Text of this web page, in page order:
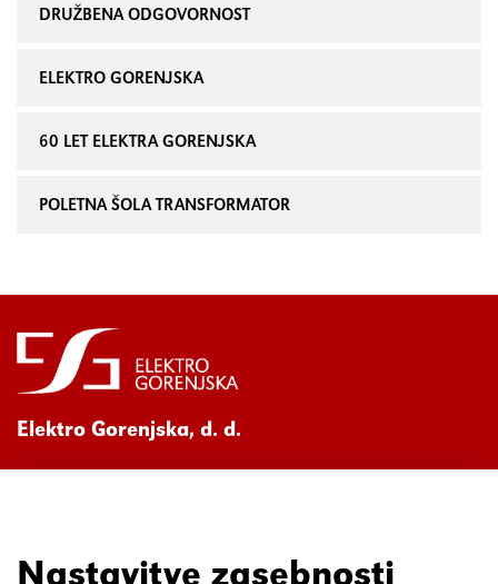
DRUŽBENA ODGOVORNOST
ELEKTRO GORENJSKA
60 LET ELEKTRA GORENJSKA
POLETNA ŠOLA TRANSFORMATOR
Elektro Gorenjska, d. d.
Nastavitve zasebnosti